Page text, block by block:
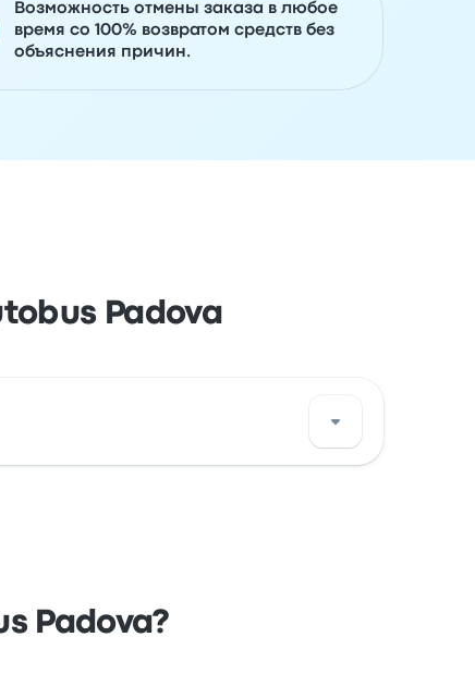
Возможность отмены заказа в любое
время со 100% возвратом средств без
объяснения причин.
Padova
Padova?